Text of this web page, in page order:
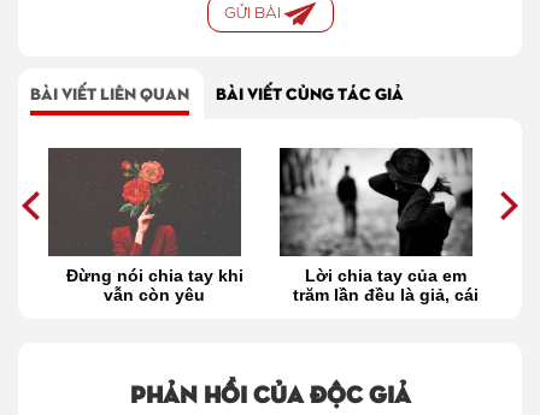
GỬI BÀI
BÀI VIẾT LIÊN QUAN BÀI VIẾT CÙNG TÁC GIẢ
Đừng nói chia tay khi
vẫn còn yêu
Lời chia tay của em
trăm lần đều là giả, cái
Phản hồi của độc giả